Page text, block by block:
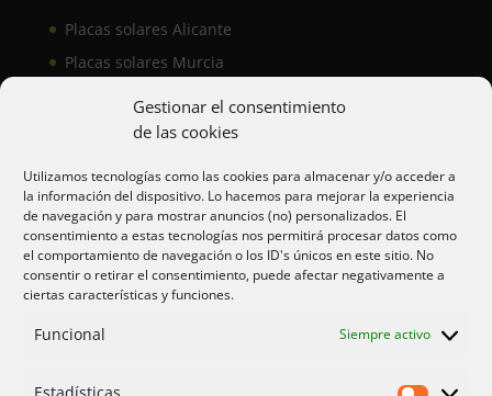
Gestionar el consentimiento
de las cookies
Utilizamos tecnologías como las cookies para almacenar y/o acceder a
la información del dispositivo. Lo hacemos para mejorar la experiencia
de navegación y para mostrar anuncios (no) personalizados. El
consentimiento a estas tecnologías nos permitirá procesar datos como
el comportamiento de navegación o los ID's únicos en este sitio. No
consentir o retirar el consentimiento, puede afectar negativamente a
ciertas características y funciones.
Funcional Siempre activo
Placas solares Alicante
Placas solares Murcia
Aire acondicionado Alicante
Aire acondicionador Murcia
Aire acondicionado San Juan
Privacidad